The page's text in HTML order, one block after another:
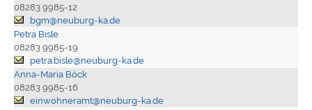
08283 9985-12
bgm@neuburg-ka.de
Petra Bisle
08283 9985-19
petra.bisle@neuburg-ka.de
Anna-Maria Böck
08283 9985-16
einwohneramt@neuburg-ka.de